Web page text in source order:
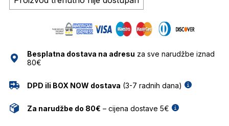
Besplatna dostava na adresu za sve narudžbe iznad
80€
DPD ili BOX NOW dostava (3-7 radnih dana)
Za narudžbe do 80€ – cijena dostave 5€